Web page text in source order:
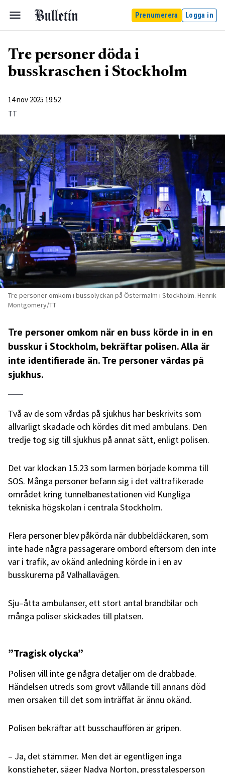
Prenumerera Logga in
Tre personer döda i
busskraschen i Stockholm
14 nov 2025 19:52
TT
Tre personer omkom i bussolyckan på Östermalm i Stockholm. Henrik
Montgomery/TT
Tre personer omkom när en buss körde in in en
busskur i Stockholm, bekräftar polisen. Alla är
inte identifierade än. Tre personer vårdas på
sjukhus.
Två av de som vårdas på sjukhus har beskrivits som
allvarligt skadade och kördes dit med ambulans. Den
tredje tog sig till sjukhus på annat sätt, enligt polisen.
Det var klockan 15.23 som larmen började komma till
SOS. Många personer befann sig i det vältrafikerade
området kring tunnelbanestationen vid Kungliga
tekniska högskolan i centrala Stockholm.
Flera personer blev påkörda när dubbeldäckaren, som
inte hade några passagerare ombord eftersom den inte
var i trafik, av okänd anledning körde in i en av
busskurerna på Valhallavägen.
Sju–åtta ambulanser, ett stort antal brandbilar och
många poliser skickades till platsen.
”Tragisk olycka”
Polisen vill inte ge några detaljer om de drabbade.
Händelsen utreds som grovt vållande till annans död
men orsaken till det som inträffat är ännu okänd.
Polisen bekräftar att busschauffören är gripen.
– Ja, det stämmer. Men det är egentligen inga
konstigheter, säger Nadya Norton, presstalesperson